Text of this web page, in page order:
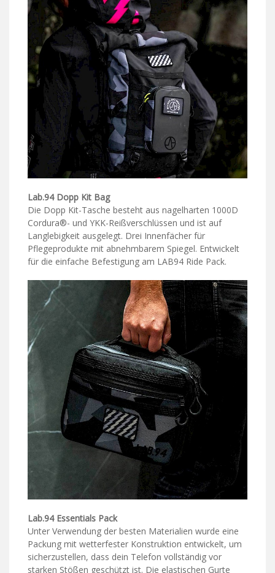
Lab.94 Dopp Kit Bag
Die Dopp Kit-Tasche besteht aus nagelharten 1000D
Cordura®- und YKK-Reißverschlüssen und ist auf
Langlebigkeit ausgelegt. Drei Innenfächer für
Pflegeprodukte mit abnehmbarem Spiegel. Entwickelt
für die einfache Befestigung am LAB94 Ride Pack.
Lab.94 Essentials Pack
Unter Verwendung der besten Materialien wurde eine
Packung mit wetterfester Konstruktion entwickelt, um
sicherzustellen, dass dein Telefon vollständig vor
starken Stößen geschützt ist. Die elastischen Gurte